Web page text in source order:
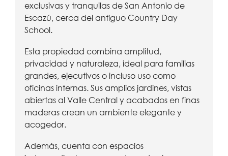
exclusivas y tranquilas de San Antonio de
Escazú, cerca del antiguo Country Day
School.
Esta propiedad combina amplitud,
privacidad y naturaleza, ideal para familias
grandes, ejecutivos o incluso uso como
oficinas internas. Sus amplios jardines, vistas
abiertas al Valle Central y acabados en finas
maderas crean un ambiente elegante y
acogedor.
Además, cuenta con espacios